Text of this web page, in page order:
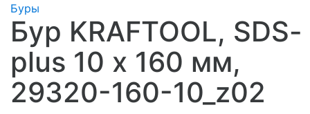
Буры
Бур KRAFTOOL, SDS-
plus 10 х 160 мм,
29320-160-10_z02